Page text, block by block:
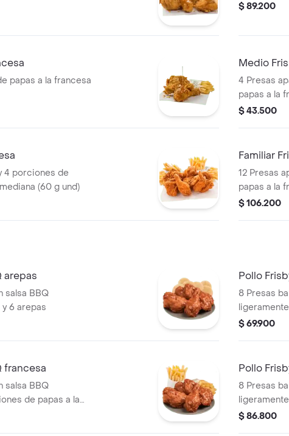
$ 89.200
papas a la francesa
Medio
4 Presas
papas a la
$ 43.500
4 porciones de
(60 g und)
Familiar
12 Presas
papas a la
$ 106.200
arepas
salsa BBQ
6 arepas
Pollo
8 Presas
$ 69.900
francesa
salsa BBQ
de papas a la
g und)
Pollo
8 Presas
papas a la
$ 86.800